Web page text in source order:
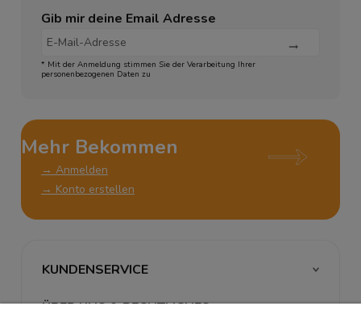
Gib mir deine Email Adresse
* Mit der Anmeldung stimmen Sie der Verarbeitung Ihrer
personenbezogenen Daten zu
Mehr Bekommen
→ Anmelden
→ Konto erstellen
KUNDENSERVICE
ÜBER UNS & RECHTLICHES